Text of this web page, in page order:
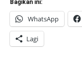
Bagikan ini:
WhatsApp
Lagi